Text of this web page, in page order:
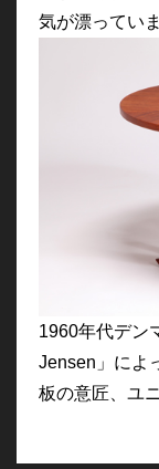
気が漂っていま
1960年代デン
Jensen」によ
板の意匠、ユ